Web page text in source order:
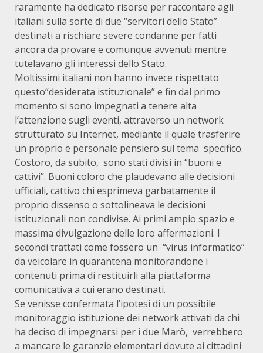
raramente ha dedicato risorse per raccontare agli
italiani sulla sorte di due “servitori dello Stato”
destinati a rischiare severe condanne per fatti
ancora da provare e comunque avvenuti mentre
tutelavano gli interessi dello Stato.
Moltissimi italiani non hanno invece rispettato
questo“desiderata istituzionale” e fin dal primo
momento si sono impegnati a tenere alta
l’attenzione sugli eventi, attraverso un network
strutturato su Internet, mediante il quale trasferire
un proprio e personale pensiero sul tema specifico.
Costoro, da subito, sono stati divisi in “buoni e
cattivi”. Buoni coloro che plaudevano alle decisioni
ufficiali, cattivo chi esprimeva garbatamente il
proprio dissenso o sottolineava le decisioni
istituzionali non condivise. Ai primi ampio spazio e
massima divulgazione delle loro affermazioni. I
secondi trattati come fossero un “virus informatico”
da veicolare in quarantena monitorandone i
contenuti prima di restituirli alla piattaforma
comunicativa a cui erano destinati.
Se venisse confermata l’ipotesi di un possibile
monitoraggio istituzione dei network attivati da chi
ha deciso di impegnarsi per i due Marò, verrebbero
a mancare le garanzie elementari dovute ai cittadini